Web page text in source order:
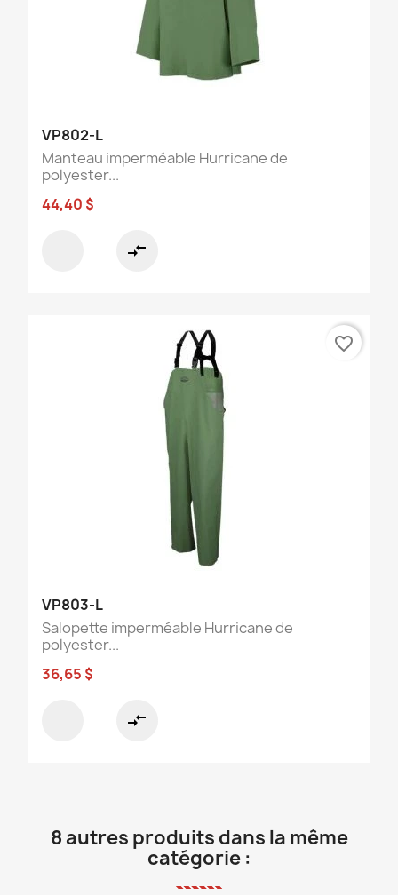
VP802-L
Manteau imperméable Hurricane de
polyester...
44,40 $
compare_arrows
VP803-L
Salopette imperméable Hurricane de
polyester...
36,65 $
compare_arrows
favorite_border
8 autres produits dans la même
catégorie :